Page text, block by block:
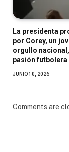
La presidenta
por Corey, un
orgullo
pasión
JUNIO 10, 2026
Comments are